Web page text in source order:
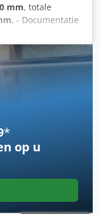
mm, totale
, - Documentatie
Nee -
x 450mm (l x b x
BTW: De
BTW
en inruil altijd
Lukas van
*
op u